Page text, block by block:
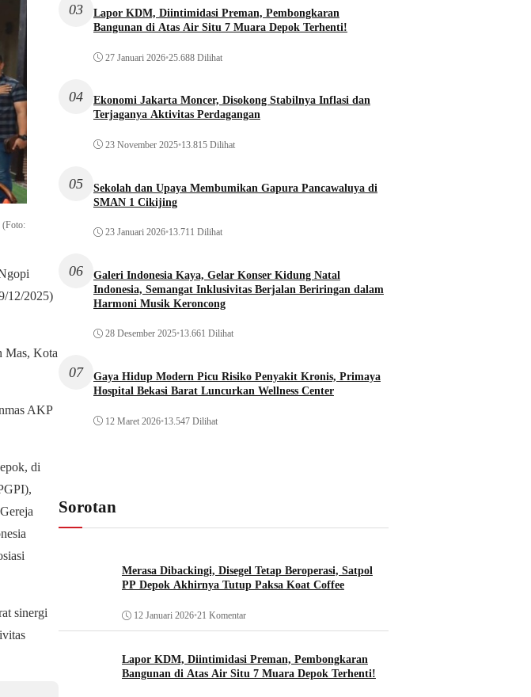
(Foto:
12/2025)
Mas, Kota
AKP
di
sinergi
03
Lapor KDM, Diintimidasi Preman, Pembongkaran
Bangunan di Atas Air Situ 7 Muara Depok Terhenti!
27 Januari 2026•25.688 Dilihat
04
Ekonomi Jakarta Moncer, Disokong Stabilnya Inflasi dan
Terjaganya Aktivitas Perdagangan
23 November 2025•13.815 Dilihat
05
Sekolah dan Upaya Membumikan Gapura Pancawaluya di
SMAN 1 Cikijing
23 Januari 2026•13.711 Dilihat
06
Galeri Indonesia Kaya, Gelar Konser Kidung Natal
Indonesia, Semangat Inklusivitas Berjalan Beriringan dalam
Harmoni Musik Keroncong
28 Desember 2025•13.661 Dilihat
07
Gaya Hidup Modern Picu Risiko Penyakit Kronis, Primaya
Hospital Bekasi Barat Luncurkan Wellness Center
12 Maret 2026•13.547 Dilihat
Sorotan
Merasa Dibackingi, Disegel Tetap Beroperasi, Satpol
PP Depok Akhirnya Tutup Paksa Koat Coffee
12 Januari 2026•21 Komentar
Lapor KDM, Diintimidasi Preman, Pembongkaran
Bangunan di Atas Air Situ 7 Muara Depok Terhenti!